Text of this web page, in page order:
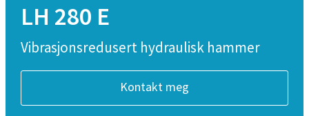
LH 280 E
Vibrasjonsredusert hydraulisk hammer
Kontakt meg